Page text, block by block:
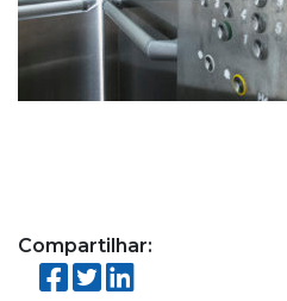
Compartilhar: